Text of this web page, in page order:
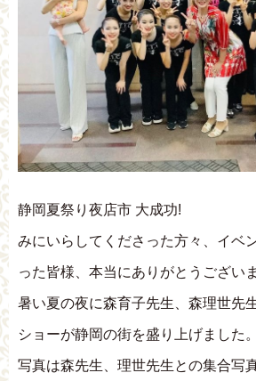
静岡夏祭り夜店市 大成功!
みにいらしてくださった方々、イベ
った皆様、本当にありがとうござい
暑い夏の夜に森育子先生、森理世先
ショーが静岡の街を盛り上げました。
写真は森先生、理世先生との集合写